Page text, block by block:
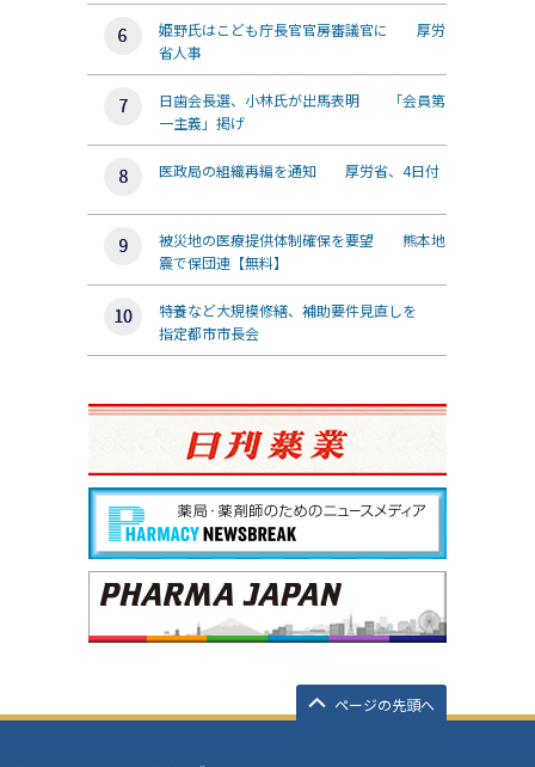
姫野氏はこども庁長官官房審議官に 厚労
省人事
日歯会長選、小林氏が出馬表明 「会員第
一主義」掲げ
医政局の組織再編を通知 厚労省、4日付
被災地の医療提供体制確保を要望 熊本地
震で保団連【無料】
特養など大規模修繕、補助要件見直しを
指定都市市長会
ページの先頭へ